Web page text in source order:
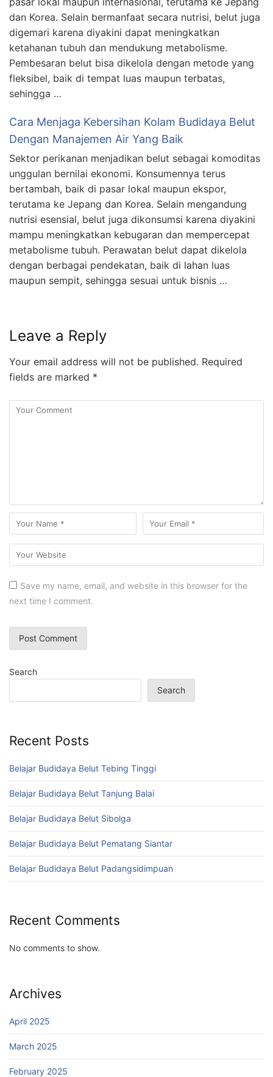
dan Korea. Selain bermanfaat secara nutrisi, belut juga
digemari karena diyakini dapat meningkatkan
ketahanan tubuh dan mendukung metabolisme.
Pembesaran belut bisa dikelola dengan metode yang
fleksibel, baik di tempat luas maupun terbatas,
sehingga …
Cara Menjaga Kebersihan Kolam Budidaya Belut
Dengan Manajemen Air Yang Baik
Sektor perikanan menjadikan belut sebagai komoditas
unggulan bernilai ekonomi. Konsumennya terus
bertambah, baik di pasar lokal maupun ekspor,
terutama ke Jepang dan Korea. Selain mengandung
nutrisi esensial, belut juga dikonsumsi karena diyakini
mampu meningkatkan kebugaran dan mempercepat
metabolisme tubuh. Perawatan belut dapat dikelola
dengan berbagai pendekatan, baik di lahan luas
maupun sempit, sehingga sesuai untuk bisnis …
Leave a Reply
Your email address will not be published. Required
fields are marked *
Save my name, email, and website in this browser for the
next time I comment.
Search
Search
Recent Posts
Belajar Budidaya Belut Tebing Tinggi
Belajar Budidaya Belut Tanjung Balai
Belajar Budidaya Belut Sibolga
Belajar Budidaya Belut Pematang Siantar
Belajar Budidaya Belut Padangsidimpuan
Recent Comments
No comments to show.
Archives
April 2025
March 2025
February 2025